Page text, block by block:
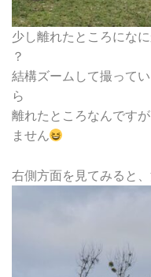
少し離れたところにな
？
結構ズームして撮って
ら
離れたところなんです
ません
右側方面を見てみると